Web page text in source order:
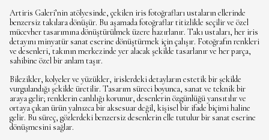
Artiris Galeri’nin atölyesinde, çekilen iris fotoğrafları ustaların ellerinde
benzersiz takılara dönüşür. Bu aşamada fotoğraflar titizlikle seçilir ve özel
mücevher tasarımına dönüştürülmek üzere hazırlanır. Takı ustaları, her iris
detayını minyatür sanat eserine dönüştürmek için çalışır. Fotoğrafın renkleri
ve desenleri, takının merkezinde yer alacak şekilde tasarlanır ve her parça,
sahibine özel bir anlam taşır.
Bilezikler, kolyeler ve yüzükler, irislerdeki detayların estetik bir şekilde
vurgulandığı şekilde üretilir. Tasarım süreci boyunca, sanat ve teknik bir
araya gelir; renklerin canlılığı korunur, desenlerin özgünlüğü yansıtılır ve
ortaya çıkan ürün yalnızca bir aksesuar değil, kişisel bir ifade biçimi haline
gelir. Bu süreç, gözlerdeki benzersiz desenlerin elle tutulur bir sanat eserine
dönüşmesini sağlar.